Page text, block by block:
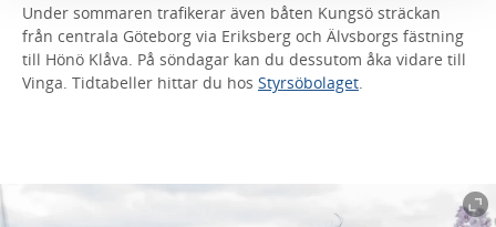
Under sommaren trafikerar även båten Kungsö sträckan
från centrala Göteborg via Eriksberg och Älvsborgs fästning
till Hönö Klåva. På söndagar kan du dessutom åka vidare till
Vinga. Tidtabeller hittar du hos Styrsöbolaget.